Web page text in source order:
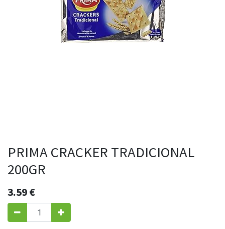
PRIMA CRACKER TRADICIONAL
200GR
3.59€